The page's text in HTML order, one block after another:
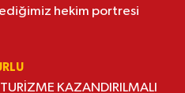
hekim portresi
KAZANDIRILMALI